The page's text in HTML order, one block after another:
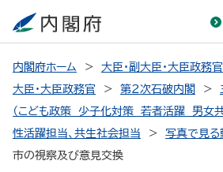
内閣府ホーム 大臣・副大臣・大臣政務官
大臣・大臣政務官
第2次石破内閣
（こども政策 少子化対策 若者活躍 男女共
性活躍担当、共生社会担当
写真で見る
市の視察及び意見交換